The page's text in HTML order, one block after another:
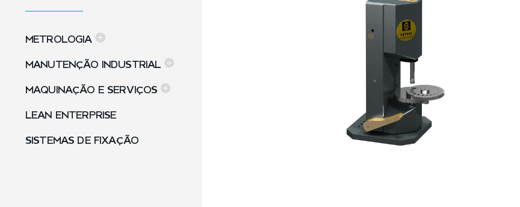
METROLOGIA
MANUTENÇÃO INDUSTRIAL
MAQUINAÇÃO E SERVIÇOS
LEAN ENTERPRISE
SISTEMAS DE FIXAÇÃO